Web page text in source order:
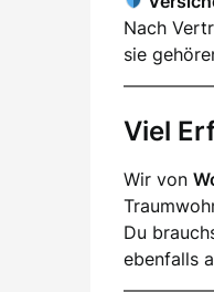
Nach
sie
Viel
Wir von
Du
ebenfalls